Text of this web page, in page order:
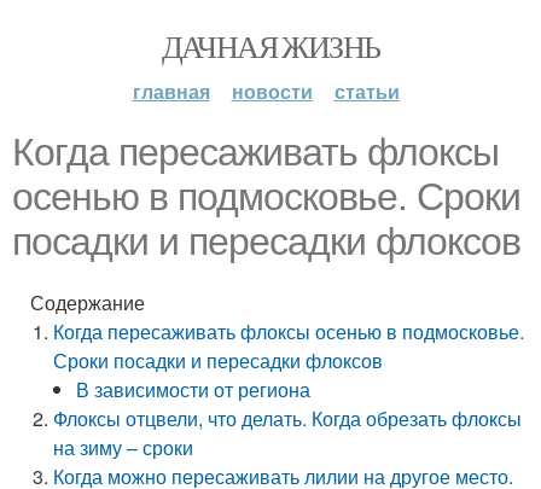
ДАЧНАЯ ЖИЗНЬ
главная новости статьи
Когда пересаживать флоксы
осенью в подмосковье. Сроки
посадки и пересадки флоксов
Содержание
Когда пересаживать флоксы осенью в подмосковье.
Сроки посадки и пересадки флоксов
В зависимости от региона
Флоксы отцвели, что делать. Когда обрезать флоксы
на зиму – сроки
Когда можно пересаживать лилии на другое место.